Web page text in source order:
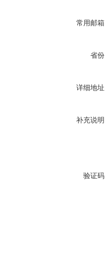
常用邮箱
省份
详细地址
补充说明
验证码